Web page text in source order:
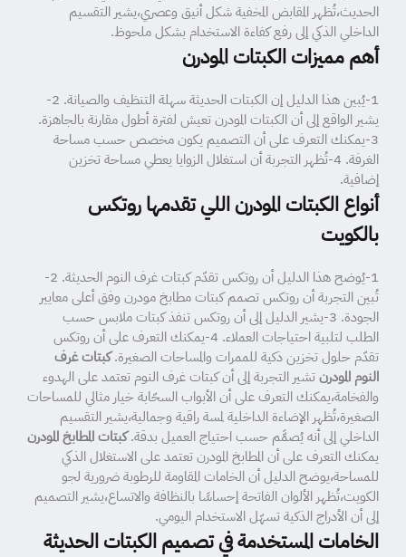
الحديث،تُظهر المقابض المخفية شكل أنيق وعصري،يشير التقسيم
الداخلي الذكي إلى رفع كفاءة الاستخدام بشكل ملحوظ.
أهم مميزات الكبتات المودرن
1-يُبين هذا الدليل إن الكبتات الحديثة سهلة التنظيف والصيانة. 2-
يشير الواقع إلى أن الكبتات المودرن تعيش لفترة أطول مقارنة بالجاهزة.
3-يمكنك التعرف على أن التصميم يكون مخصص حسب مساحة
الغرفة. 4-تُظهر التجربة أن استغلال الزوايا يعطي مساحة تخزين
إضافية.
أنواع الكبتات المودرن اللي تقدمها روتكس
بالكويت
1-يُوضح هذا الدليل أن روتكس تقدّم كبتات غرف النوم الحديثة. 2-
تُبين التجربة أن روتكس تصمم كبتات مطابخ مودرن وفق أعلى معايير
الجودة. 3-يشير الدليل إلى أن روتكس تنفذ كبتات ملابس حسب
الطلب لتلبية احتياجات العملاء. 4-يمكنك التعرف على أن روتكس
تقدّم حلول تخزين ذكية للممرات والمساحات الصغيرة.كبتات غرف
النوم المودرنتشير التجربة إلى أن كبتات غرف النوم تعتمد على الهدوء
والفخامة،يمكنك التعرف على أن الأبواب السحّابة خيار مثالي للمساحات
الصغيرة،تُظهر الإضاءة الداخلية لمسة راقية وجمالية،يشير التقسيم
الداخلي إلى أنه يُصمَّم حسب احتياج العميل بدقة.كبتات المطابخ المودرن
يمكنك التعرف على أن المطابخ المودرن تعتمد على الاستغلال الذكي
للمساحة،يوضح الدليل أن الخامات المقاومة للرطوبة ضرورية لجو
الكويت،تُظهر الألوان الفاتحة إحساسًا بالنظافة والاتساع،يشير التصميم
إلى أن الأدراج الذكية تسهّل الاستخدام اليومي.
الخامات المستخدمة في تصميم الكبتات الحديثة